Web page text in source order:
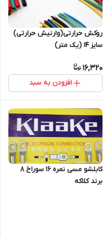
روکش حرارتی(وارنیش حرارتی)
سایز ۱۴ (یک متر)
16,320
افزودن به سبد
کابلشو مسی نمره 16 سوراخ 8
برند کلاکه